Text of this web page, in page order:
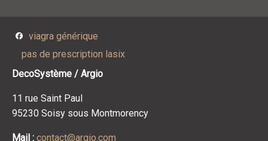
Facebook
viagra générique
pas de prescription lasix
DecoSystème / Argio
11 rue Saint Paul
95230 Soisy sous Montmorency
Mail : contact@argio.com